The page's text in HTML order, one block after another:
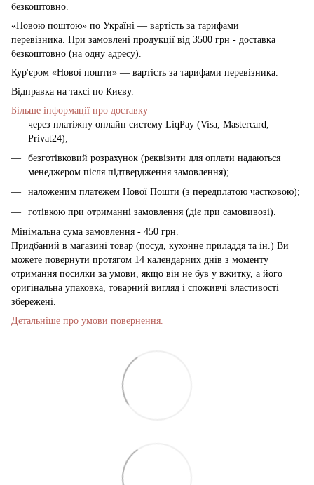
безкоштовно.
«Новою поштою» по Україні — вартість за тарифами
перевізника. При замовлені продукції від 3500 грн - доставка
безкоштовно (на одну адресу).
Кур'єром «Нової пошти» — вартість за тарифами перевізника.
Відправка на таксі по Києву.
Більше інформації про доставку
через платіжну онлайн систему LiqPay (Visa, Mastercard,
Privat24);
безготівковий розрахунок (реквізити для оплати надаються
менеджером після підтвердження замовлення);
наложеним платежем Нової Пошти (з передплатою частковою);
готівкою при отриманні замовлення (діє при самовивозі).
Мінімальна сума замовлення - 450 грн.
Придбаний в магазині товар (посуд, кухонне приладдя та ін.) Ви
можете повернути протягом 14 календарних днів з моменту
отримання посилки за умови, якщо він не був у вжитку, а його
оригінальна упаковка, товарний вигляд і споживчі властивості
збережені.
Детальніше про умови повернення.